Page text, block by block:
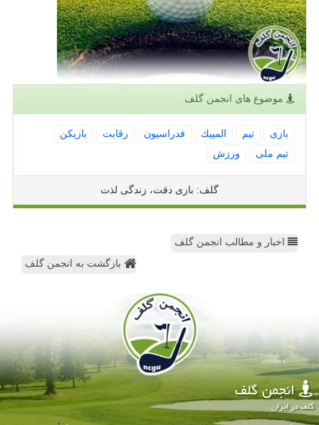
موضوع های انجمن گلف
بازی تیم المپیك فدراسیون رقابت
بازیكن
تیم ملی
ورزش
گلف: بازی دقت، زندگی لذت
اخبار و مطالب انجمن گلف
بازگشت به انجمن گلف
انجمن گلف
گلف در ایران